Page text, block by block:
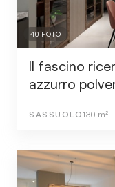
40 FOTO
Il fascino
azzurro
SASSUOLO130 m²